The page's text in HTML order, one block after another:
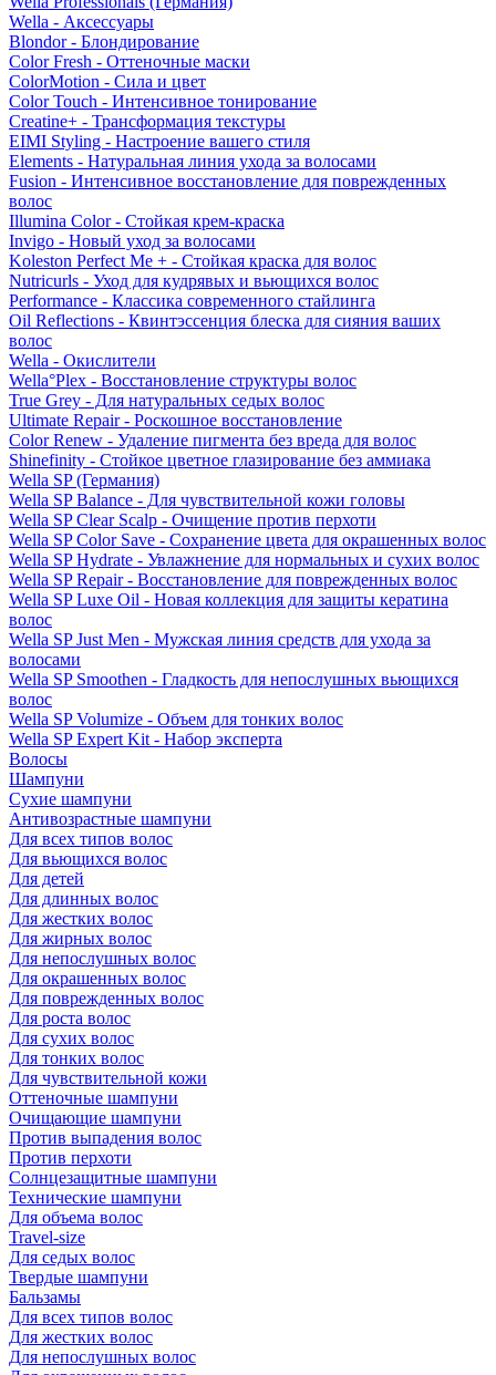
Wella - Аксессуары
Blondor - Блондирование
Color Fresh - Оттеночные маски
ColorMotion - Сила и цвет
Color Touch - Интенсивное тонирование
Creatine+ - Трансформация текстуры
EIMI Styling - Настроение вашего стиля
Elements - Натуральная линия ухода за волосами
Fusion - Интенсивное восстановление для поврежденных
волос
Illumina Color - Стойкая крем-краска
Invigo - Новый уход за волосами
Koleston Perfect Me + - Стойкая краска для волос
Nutricurls - Уход для кудрявых и вьющихся волос
Performance - Классика современного стайлинга
Oil Reflections - Квинтэссенция блеска для сияния ваших
волос
Wella - Окислители
Wella°Plex - Восстановление структуры волос
True Grey - Для натуральных седых волос
Ultimate Repair - Роскошное восстановление
Color Renew - Удаление пигмента без вреда для волос
Shinefinity - Стойкое цветное глазирование без аммиака
Wella SP (Германия)
Wella SP Balance - Для чувствительной кожи головы
Wella SP Clear Scalp - Очищение против перхоти
Wella SP Color Save - Сохранение цвета для окрашенных волос
Wella SP Hydrate - Увлажнение для нормальных и сухих волос
Wella SP Repair - Восстановление для поврежденных волос
Wella SP Luxe Oil - Новая коллекция для защиты кератина
волос
Wella SP Just Men - Мужская линия средств для ухода за
волосами
Wella SP Smoothen - Гладкость для непослушных вьющихся
волос
Wella SP Volumize - Объем для тонких волос
Wella SP Expert Kit - Набор эксперта
Волосы
Шампуни
Сухие шампуни
Антивозрастные шампуни
Для всех типов волос
Для вьющихся волос
Для детей
Для длинных волос
Для жестких волос
Для жирных волос
Для непослушных волос
Для окрашенных волос
Для поврежденных волос
Для роста волос
Для сухих волос
Для тонких волос
Для чувствительной кожи
Оттеночные шампуни
Очищающие шампуни
Против выпадения волос
Против перхоти
Солнцезащитные шампуни
Технические шампуни
Для объема волос
Travel-size
Для седых волос
Твердые шампуни
Бальзамы
Для всех типов волос
Для жестких волос
Для непослушных волос